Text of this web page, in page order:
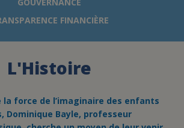
ASSURANCE VIE/LEGS
ESPACE PRESSE
FINANCIÈRE
L'Histoire
la force de l’imaginaire des enfants
Dominique Bayle, professeur